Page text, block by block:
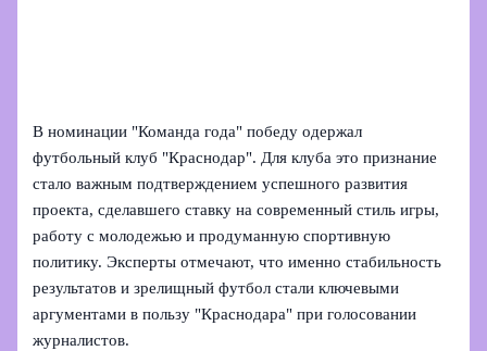
В номинации "Команда года" победу одержал
футбольный клуб "Краснодар". Для клуба это признание
стало важным подтверждением успешного развития
проекта, сделавшего ставку на современный стиль игры,
работу с молодежью и продуманную спортивную
политику. Эксперты отмечают, что именно стабильность
результатов и зрелищный футбол стали ключевыми
аргументами в пользу "Краснодара" при голосовании
журналистов.